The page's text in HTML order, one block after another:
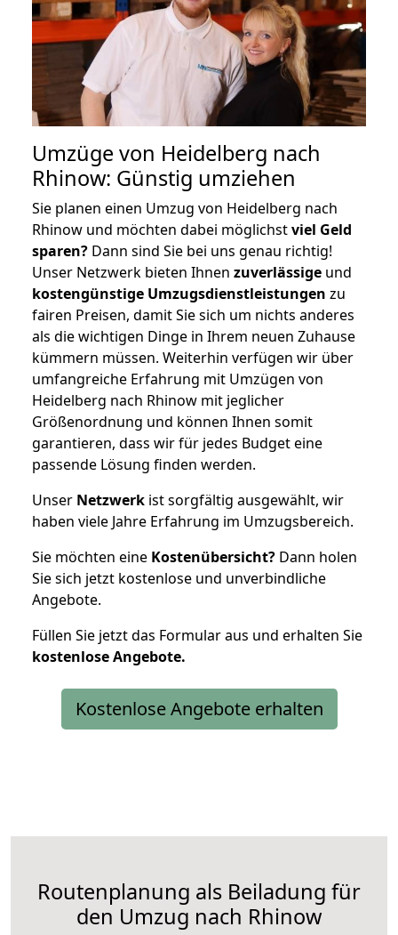
Umzüge von Heidelberg nach
Rhinow: Günstig umziehen
Sie planen einen Umzug von Heidelberg nach
Rhinow und möchten dabei möglichstviel Geld
sparen? Dann sind Sie bei uns genau richtig!
Unser Netzwerk bieten Ihnen zuverlässige und
kostengünstige Umzugsdienstleistungen zu
fairen Preisen, damit Sie sich um nichts anderes
als die wichtigen Dinge in Ihrem neuen Zuhause
kümmern müssen. Weiterhin verfügen wir über
umfangreiche Erfahrung mit Umzügen von
Heidelberg nach Rhinow mit jeglicher
Größenordnung und können Ihnen somit
garantieren, dass wir für jedes Budget eine
passende Lösung finden werden.
Unser Netzwerk ist sorgfältig ausgewählt, wir
haben viele Jahre Erfahrung im Umzugsbereich.
Sie möchten eine Kostenübersicht? Dann holen
Sie sich jetzt kostenlose und unverbindliche
Angebote.
Füllen Sie jetzt das Formular aus und erhalten Sie
kostenloseAngebote.
Kostenlose Angebote erhalten
Routenplanung als Beiladung für
den Umzug nach Rhinow